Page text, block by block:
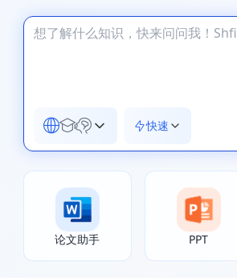
快速
论文助手 PPT